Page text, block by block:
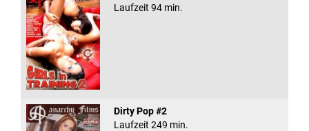
Laufzeit 94 min.
Dirty Pop #2
Laufzeit 249 min.